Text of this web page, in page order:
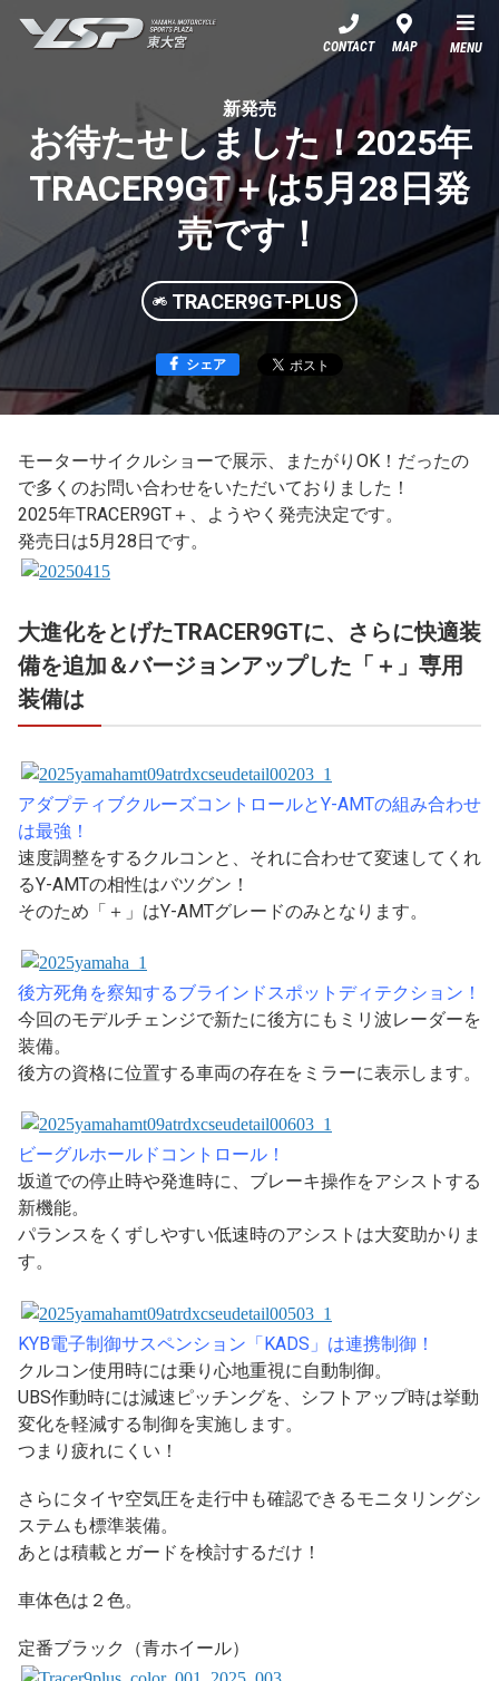
CONTACT MAP MENU
新発売
お待たせしました！2025年
TRACER9GT＋は5月28日発
売です！
TRACER9GT-PLUS
シェア
モーターサイクルショーで展示、またがりOK！だったの
で多くのお問い合わせをいただいておりました！
2025年TRACER9GT＋、ようやく発売決定です。
発売日は5月28日です。
大進化をとげたTRACER9GTに、さらに快適装
備を追加＆バージョンアップした「＋」専用
装備は
アダプティブクルーズコントロールとY-AMTの組み合わせ
は最強！
速度調整をするクルコンと、それに合わせて変速してくれ
るY-AMTの相性はバツグン！
そのため「＋」はY-AMTグレードのみとなります。
後方死角を察知するブラインドスポットディテクション！
今回のモデルチェンジで新たに後方にもミリ波レーダーを
装備。
後方の資格に位置する車両の存在をミラーに表示します。
ビーグルホールドコントロール！
坂道での停止時や発進時に、ブレーキ操作をアシストする
新機能。
パランスをくずしやすい低速時のアシストは大変助かりま
す。
KYB電子制御サスペンション「KADS」は連携制御！
クルコン使用時には乗り心地重視に自動制御。
UBS作動時には減速ピッチングを、シフトアップ時は挙動
変化を軽減する制御を実施します。
つまり疲れにくい！
さらにタイヤ空気圧を走行中も確認できるモニタリングシ
ステムも標準装備。
あとは積載とガードを検討するだけ！
車体色は２色。
定番ブラック（青ホイール）